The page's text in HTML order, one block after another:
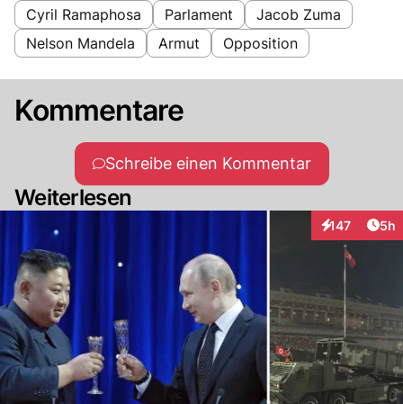
Cyril Ramaphosa Parlament
Jacob Zuma
Nelson Mandela
Armut Opposition
Kommentare
Schreibe einen Kommentar
Weiterlesen
147
Interaktionen
5h